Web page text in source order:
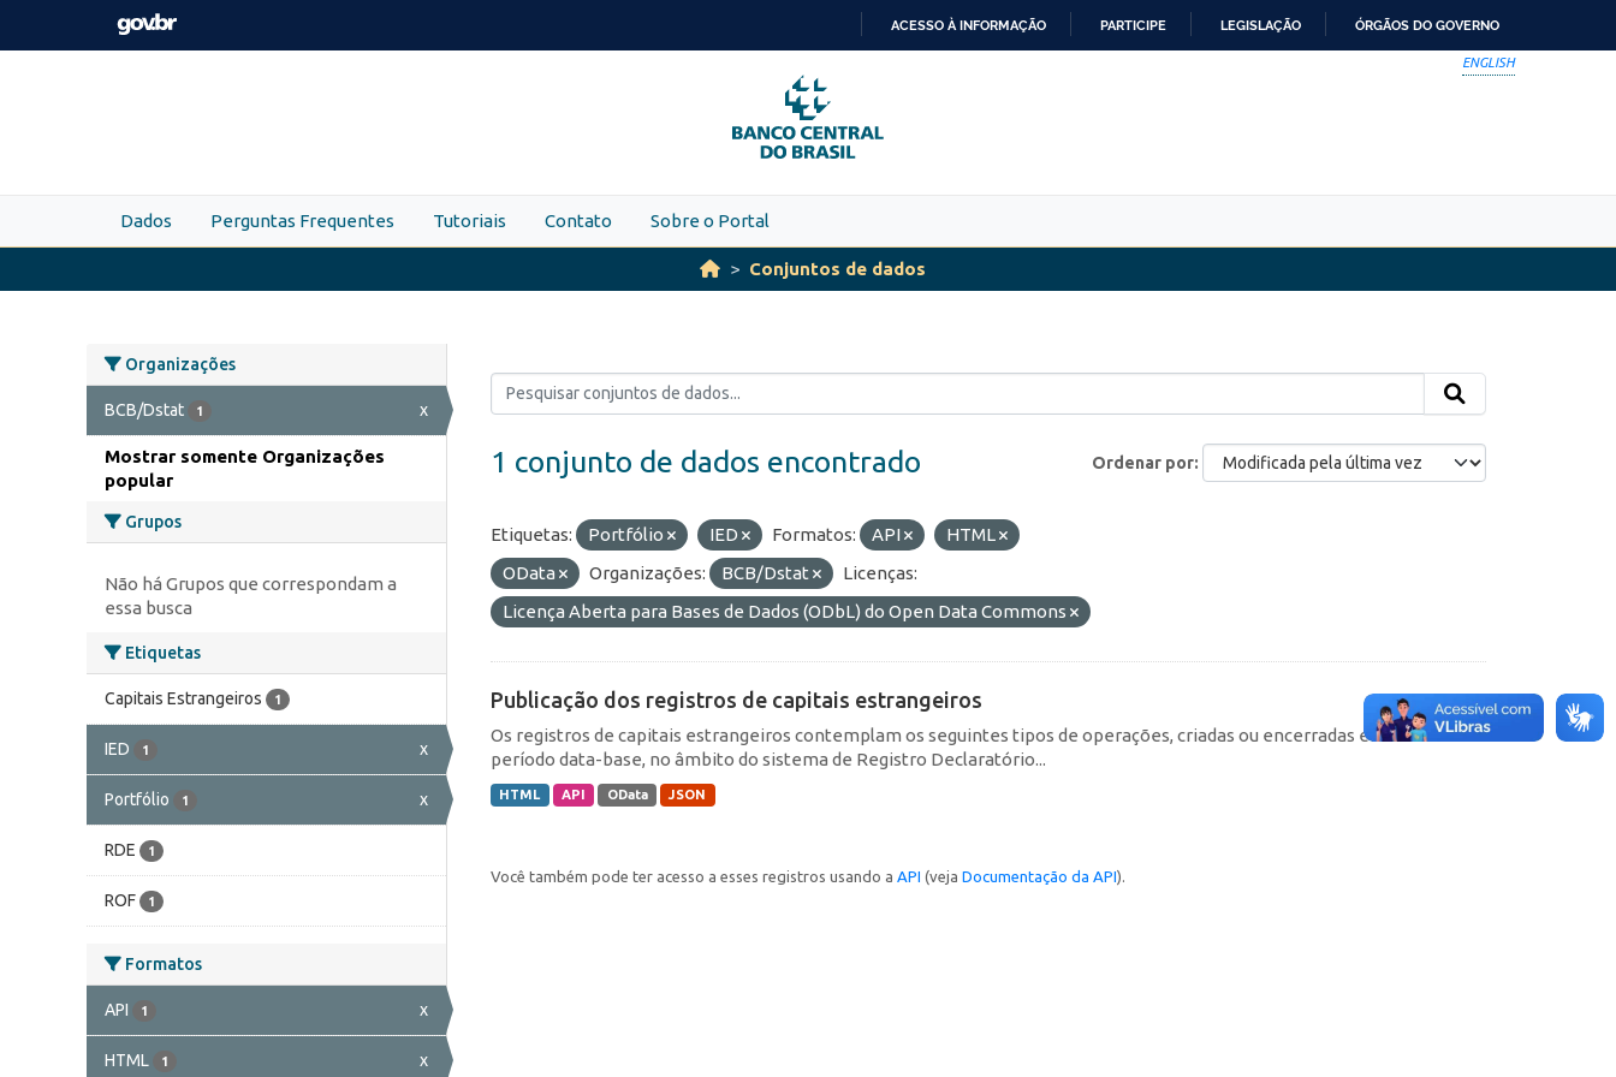
Skip to main content
PARA
O
CONTEÚDO
ACESSO À INFORMAÇÃO PARTICIPE LEGISLAÇÃO ÓRGÃOS DO GOVERNO
ENGLISH
Dados Perguntas Frequentes Tutoriais Contato Sobre o Portal
Conjuntos de dados
Organizações
BCB/Dstat 1 x
Mostrar somente Organizações
popular
Grupos
Não há Grupos que correspondam a
essa busca
Etiquetas
Capitais Estrangeiros 1
IED 1 x
Portfólio 1 x
RDE 1
ROF 1
Formatos
API 1 x
HTML 1 x
Ordenar por
1 conjunto de dados encontrado
Etiquetas: Portfólio IED Formatos: API
HTML
OData
Organizações: BCB/Dstat
Licenças:
Licença Aberta para Bases de Dados (ODbL) do Open Data Commons
Publicação dos registros de capitais estrangeiros
Os registros de capitais estrangeiros contemplam os seguintes tipos de operações, criadas ou encerradas em cada
período data-base, no âmbito do sistema de Registro Declaratório...
HTML API OData JSON
Você também pode ter acesso a esses registros usando a API (veja Documentação da API).